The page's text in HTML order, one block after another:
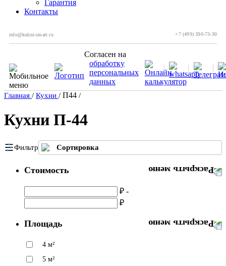
Гарантия
Контакты
info@kuhni-smart.ru +7 (499) 390-73-30
Согласен на
обработку
персональных
данных
Главная / Кухни / П44 /
Кухни П-44
Фильтр Сортировка
Стоимость
₽ -
₽
Площадь
4 м²
5 м²